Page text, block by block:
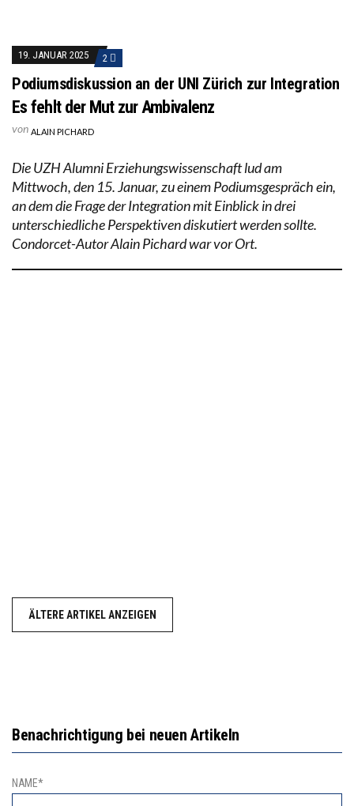
19. JANUAR 2025 2
Podiumsdiskussion an der UNI Zürich zur Integration
Es fehlt der Mut zur Ambivalenz
von ALAIN PICHARD
Die UZH Alumni Erziehungswissenschaft lud am
Mittwoch, den 15. Januar, zu einem Podiumsgespräch ein,
an dem die Frage der Integration mit Einblick in drei
unterschiedliche Perspektiven diskutiert werden sollte.
Condorcet-Autor Alain Pichard war vor Ort.
ÄLTERE ARTIKEL ANZEIGEN
Benachrichtigung bei neuen Artikeln
NAME*